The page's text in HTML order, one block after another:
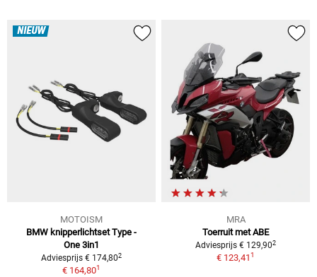
NIEUW
MOTOISM
BMW knipperlichtset Type -
One 3in1
Adviesprijs € 174,802
€ 164,801
MRA
Toerruit met ABE
Adviesprijs € 129,902
€ 123,411